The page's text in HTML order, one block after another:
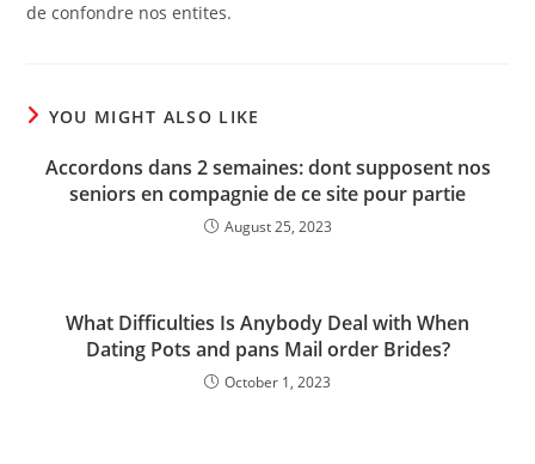
de confondre nos entites.
YOU MIGHT ALSO LIKE
Accordons dans 2 semaines: dont supposent nos
seniors en compagnie de ce site pour partie
August 25, 2023
What Difficulties Is Anybody Deal with When
Dating Pots and pans Mail order Brides?
October 1, 2023